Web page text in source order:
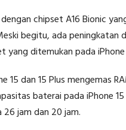
chipset A16 Bionic
begitu, ada peningkatan
ditemukan pada iPhone
15 dan 15 Plus mengemas
baterai pada iPhone
jam dan 20 jam.